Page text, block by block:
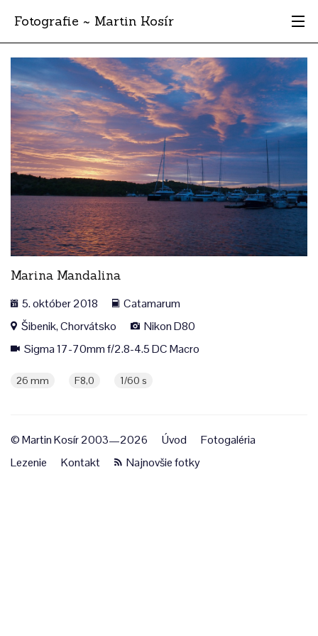
Fotografie ~ Martin Kosír
Moje obľúbené
Albumy
Miesta
Archív
Vyhľadávanie
Marina Mandalina
5. október 2018
Catamarum
Šibenik, Chorvátsko
Nikon D80
Sigma 17-70mm f/2.8-4.5 DC Macro
26 mm F8,0 1/60 s
© Martin Kosír 2003—2026 Úvod
Fotogaléria
Lezenie
Kontakt Najnovšie fotky